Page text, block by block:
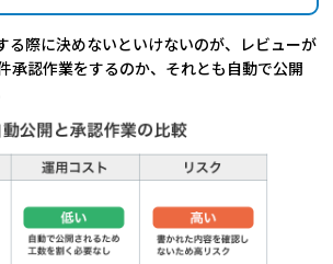
る際に決めないといけないのが、レビューが
承認作業をするのか、それとも自動で公開